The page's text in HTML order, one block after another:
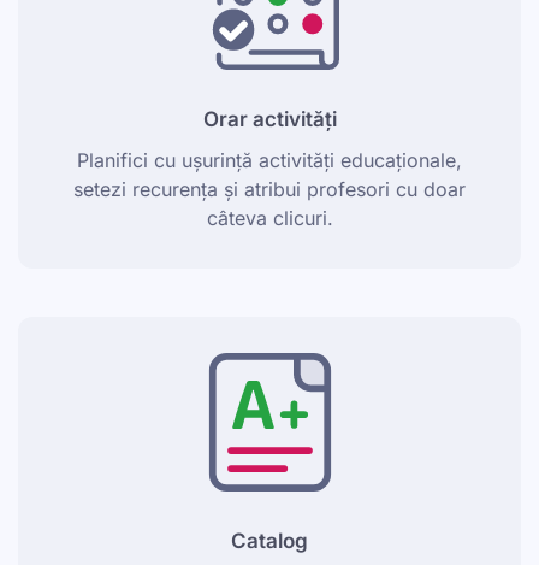
Orar activități
Planifici cu ușurință activități educaționale,
setezi recurența și atribui profesori cu doar
câteva clicuri.
Catalog